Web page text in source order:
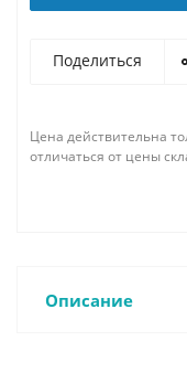
Поделиться
Цена действительна
отличаться от цены
Описание